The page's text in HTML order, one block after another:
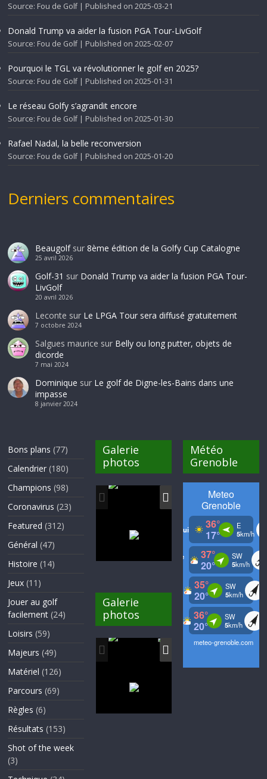
Source: Fou de Golf Published on 2025-03-21
Donald Trump va aider la fusion PGA Tour-LivGolf
Source: Fou de Golf Published on 2025-02-07
Pourquoi le TGL va révolutionner le golf en 2025?
Source: Fou de Golf Published on 2025-01-31
Le réseau Golfy s’agrandit encore
Source: Fou de Golf Published on 2025-01-30
Rafael Nadal, la belle reconversion
Source: Fou de Golf Published on 2025-01-20
Derniers commentaires
Beaugolfsur 8ème édition de la Golfy Cup Catalogne
25 avril 2026
Golf-31 sur Donald Trump va aider la fusion PGA Tour-
LivGolf
20 avril 2026
Leconte sur Le LPGA Tour sera diffusé gratuitement
7 octobre 2024
Salgues maurice sur Belly ou long putter, objets de
dicorde
7 mai 2024
Dominique sur Le golf de Digne-les-Bains dans une
impasse
8 janvier 2024
Bons plans (77)
Calendrier (180)
Champions (98)
Coronavirus (23)
Featured (312)
Général (47)
Histoire (14)
Jeux (11)
Jouer au golf
facilement (24)
Loisirs (59)
Majeurs (49)
Matériel (126)
Parcours (69)
Règles (6)
Résultats (153)
Shot of the week
(3)
Galerie
photos
Galerie
photos
Météo
Grenoble